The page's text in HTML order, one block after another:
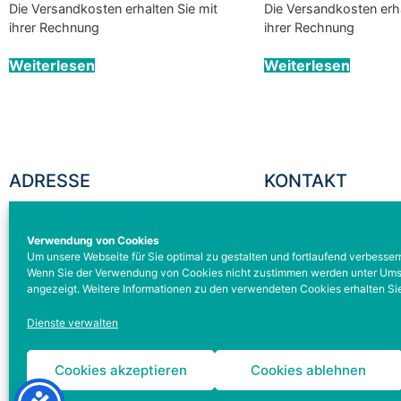
Verwendung von Cookies
Um unsere Webseite für Sie optimal zu gestalten und fortlaufend
Wenn Sie der Verwendung von Cookies nicht zustimmen werden unter
angezeigt. Weitere Informationen zu den verwendeten Cookies erhalten
Dienste verwalten
Cookies akzeptieren Cookies ablehnen
Die Versandkosten erhalten Sie mit
ihrer Rechnung
Weiterlesen
Die Versandkosten
ihrer Rechnung
Weiterlesen
ADRESSE
BODEKU GmbH
Schleehofstraße 12
D-97209 Veitshöchheim
KONTAKT
FAX: +49 931
service@bodeku-